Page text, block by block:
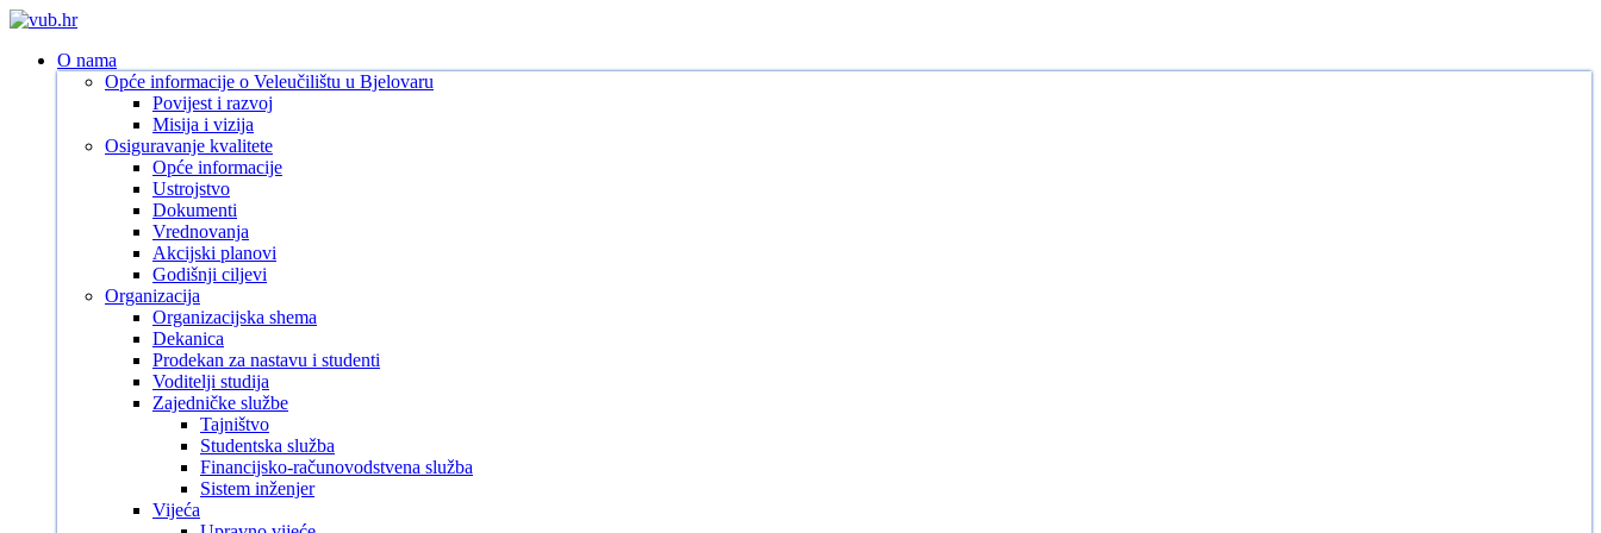
Skip
main
search
Menu
O nama
Opće informacije o Veleučilištu u Bjelovaru
Povijest i razvoj
Misija i vizija
Osiguravanje kvalitete
Opće informacije
Ustrojstvo
Dokumenti
Vrednovanja
Akcijski planovi
Godišnji ciljevi
Organizacija
Organizacijska shema
Dekanica
Prodekan za nastavu i studenti
Voditelji studija
Zajedničke službe
Tajništvo
Studentska služba
Financijsko-računovodstvena služba
Sistem inženjer
Vijeća